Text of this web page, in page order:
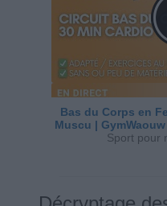
Bas du Corps en
Muscu |
Sport pour